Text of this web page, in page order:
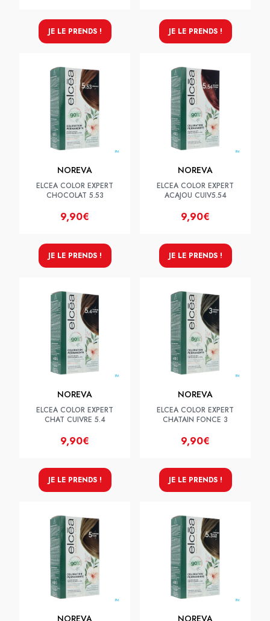
JE LE PRENDS ! JE LE PRENDS !
NOREVA
ELCEA COLOR EXPERT
CHOCOLAT 5.53
9,90€
JE LE PRENDS !
NOREVA
ELCEA COLOR EXPERT
ACAJOU CUIV5.54
9,90€
JE LE PRENDS !
NOREVA
ELCEA COLOR EXPERT
CHAT CUIVRE 5.4
9,90€
JE LE PRENDS !
NOREVA
ELCEA COLOR EXPERT
CHATAIN FONCE 3
9,90€
JE LE PRENDS !
NOREVA NOREVA